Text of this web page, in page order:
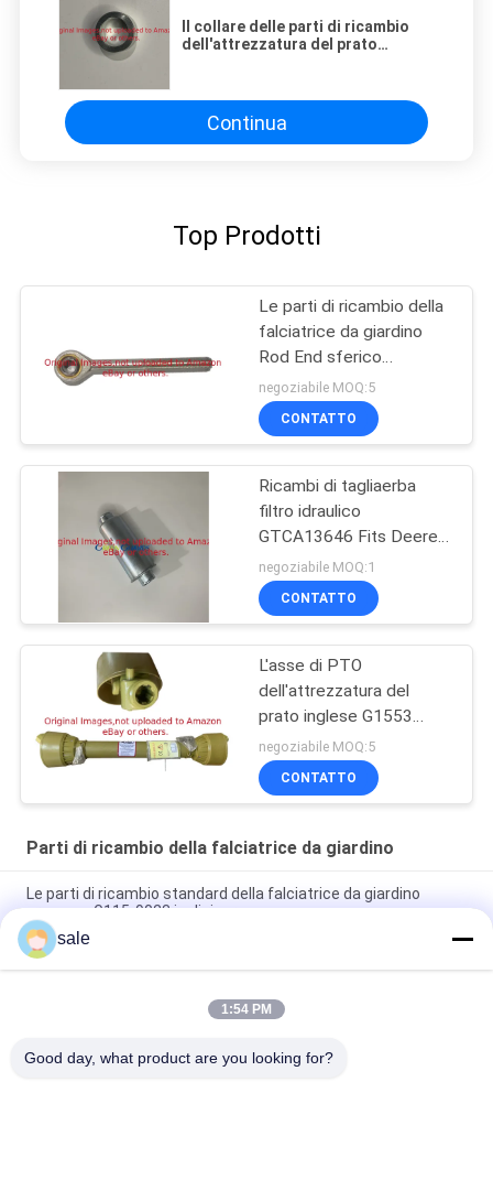
Il collare delle parti di ricambio
dell'attrezzatura del prato
dell'operaio di Toro
Continua
Top Prodotti
Le parti di ricambio della
falciatrice da giardino
Rod End sferico
GTCU25223 misura il
falciatore di Deere
negoziabile MOQ:5
CONTATTO
Ricambi di tagliaerba
filtro idraulico
GTCA13646 Fits Deere
Lightweight Fairway
Mowers
negoziabile MOQ:1
CONTATTO
L'asse di PTO
dell'attrezzatura del
prato inglese G1553
misura i ventilatori del
BUFALO
negoziabile MOQ:5
CONTATTO
Parti di ricambio della falciatrice da giardino
Le parti di ricambio standard della falciatrice da giardino
premono G115-9023 in di riserva
Il morsetto GAET11311 delle parti di ricambio della falciatrice
da giardino di dimensione standard misura Deere
Partimenti di ricambio per tagliaerba Bracket - Yoke Adapter
sale
1:54 PM
Good day, what product are you looking for?